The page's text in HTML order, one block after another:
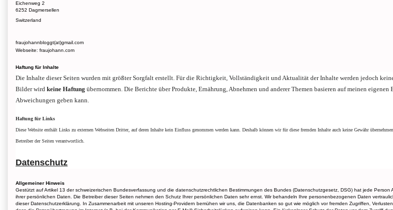
Eichenweg 2
6252 Dagmersellen
Switzerland
fraujohannbloggt(at)gmail.com
Webseite: fraujohann.com
Haftung für Inhalte
Die Inhalte dieser Seiten wurden mit größter Sorgfalt erstellt. Für die Richtigkeit, Vollständigkeit und Aktualität der Inhalte werden jedoch
Bilder wird keine Haftung übernommen. Die Berichte über Produkte, Ernährung, Abnehmen und anderer Themen basieren auf meinen eigenen
Abweichungen geben kann.
Haftung für Links
Diese Website enthält Links zu externen Webseiten Dritter, auf deren Inhalte kein Einfluss genommen werden kann. Deshalb können wir für diese fremden Inhalte auch keine Gewähr
Betreiber der Seiten verantwortlich.
Datenschutz
Allgemeiner Hinweis
Gestützt auf Artikel 13 der schweizerischen Bundesverfassung und die datenschutzrechtlichen Bestimmungen des Bundes (Datenschutzgesetz, DSG) hat jede
ihrer persönlichen Daten. Die Betreiber dieser Seiten nehmen den Schutz Ihrer persönlichen Daten sehr ernst. Wir behandeln Ihre personenbezogenen Daten
dieser Datenschutzerklärung. In Zusammenarbeit mit unseren Hosting-Providern bemühen wir uns, die Datenbanken so gut wie möglich vor fremden Zugriffen,